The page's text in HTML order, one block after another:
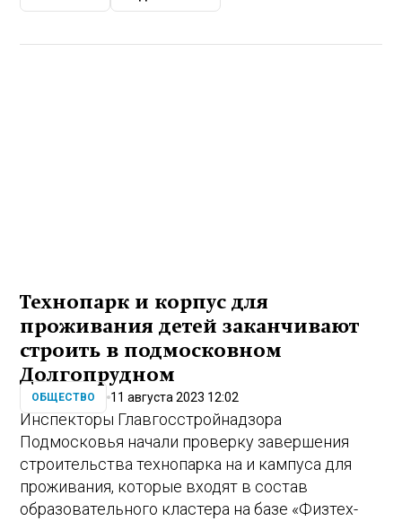
Технопарк и корпус для
проживания детей заканчивают
строить в подмосковном
Долгопрудном
ОБЩЕСТВО 11 августа 2023 12:02
Инспекторы Главгосстройнадзора
Подмосковья начали проверку завершения
строительства технопарка на и кампуса для
проживания, которые входят в состав
образовательного кластера на базе «Физтех-